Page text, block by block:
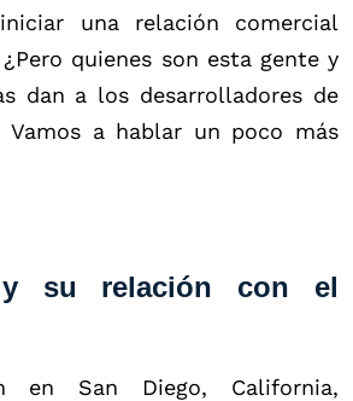
una relación comercial
quienes son esta gente y
dan a los desarrolladores de
Vamos a hablar un poco más
y su relación con el
en San Diego, California,